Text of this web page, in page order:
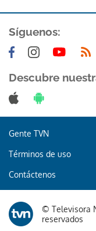
Gracias
Síguenos:
Descubre
Gente TVN
Términos de uso
Contáctenos
© Televisora
reservados